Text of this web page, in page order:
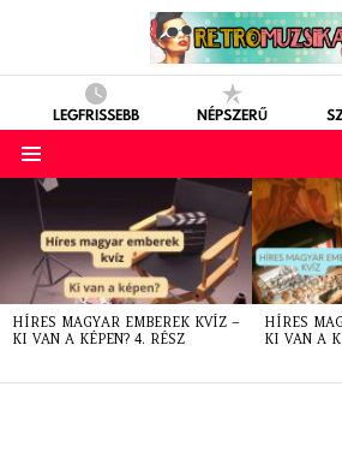
LEGFRISSEBB NÉPSZERŰ
LATEST
STORIES
HÍRES MAGYAR EMBEREK KVÍZ –
KI VAN A KÉPEN? 4. RÉSZ
HÍRES
KI VAN A